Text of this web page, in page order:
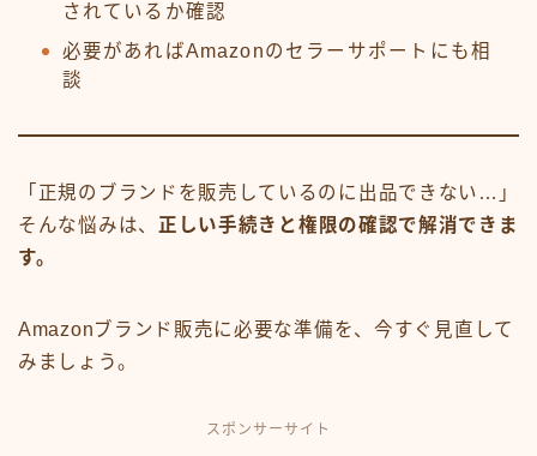
されているか確認
必要があればAmazonのセラーサポートにも相
談
「正規のブランドを販売しているのに出品できない…」
そんな悩みは、 正しい手続きと権限の確認で解消できま
す。
Amazonブランド販売に必要な準備を、今すぐ見直して
みましょう。
スポンサーサイト